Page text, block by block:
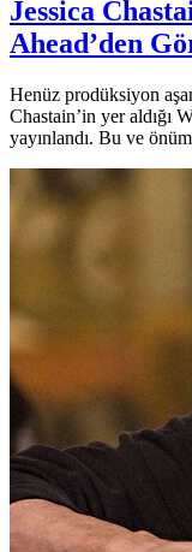
Jessica
Ahead’den
Henüz prodüksiyon
Chastain’in yer aldığı
yayınlandı. Bu ve